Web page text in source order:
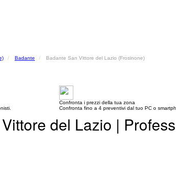
Badante Badante San Vittore del Lazio (Frosinone)
Confronta i prezzi della tua zona
Confronta fino a 4 preventivi dal tuo PC o
del Lazio |